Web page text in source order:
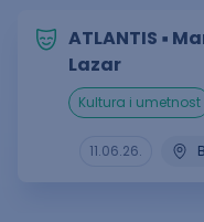
ATLANTIS ▪︎
Lazar
kultura i umetnost
11.06.26.